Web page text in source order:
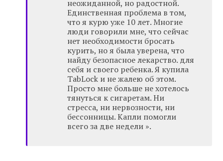
неожиданной, но радостной.
Единственная проблема в том,
что я курю уже 10 лет. Многие
люди говорили мне, что сейчас
нет необходимости бросать
курить, но я была уверена, что
найду безопасное лекарство. для
себя и своего ребенка. Я купила
TabLock и не жалею об этом.
Просто мне больше не хотелось
тянуться к сигаретам. Ни
стресса, ни нервозности, ни
бессонницы. Капли помогли
всего за две недели ».